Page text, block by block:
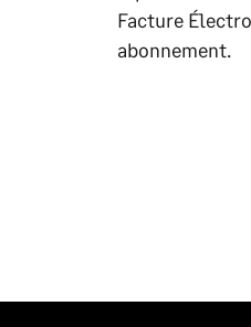
Facture
abonnement.